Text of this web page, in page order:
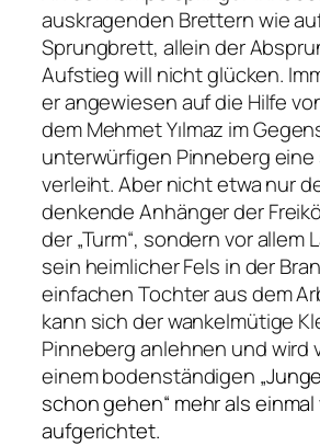
auskragenden Brettern wie
Sprungbrett, allein der
Aufstieg will nicht glücken.
er angewiesen auf die Hilfe
dem Mehmet Yılmaz im
unterwürfigen Pinneberg
verleiht. Aber nicht etwa nur
denkende Anhänger der
der „Turm“, sondern vor allem
sein heimlicher Fels in der
einfachen Tochter aus dem
kann sich der wankelmütige
Pinneberg anlehnen und wird
einem bodenständigen
schon gehen“ mehr als
aufgerichtet.